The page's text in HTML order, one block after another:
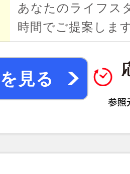
あなたのライフス
時間でご提案しま
見る